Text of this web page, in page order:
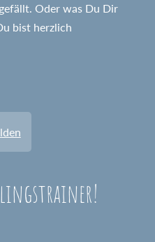
Oder was Du Dir
bist herzlich